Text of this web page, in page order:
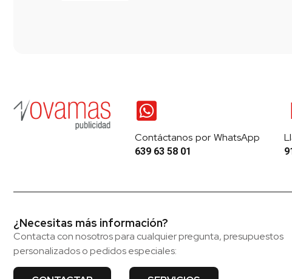
Contáctanos por WhatsApp
639 63 58 01
¿Necesitas más información?
Contacta con nosotros para cualquier pregunta, presupuestos
personalizados o pedidos especiales: